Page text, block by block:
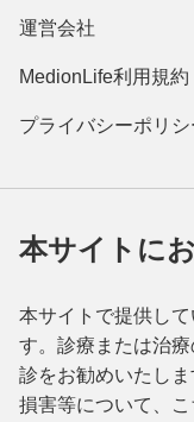
運営会社
MedionLife利用規約
プライバシーポリシ
本サイトに
本サイトで提供し
す。診療または治
診をお勧めいたし
損害等について、